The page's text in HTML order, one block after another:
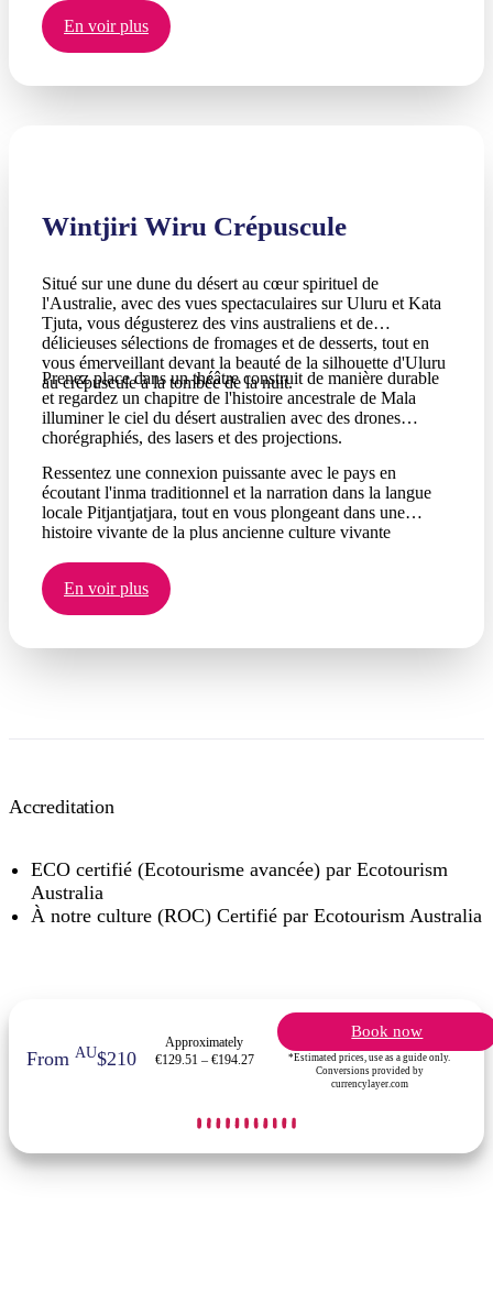
En voir plus
Wintjiri Wiru Crépuscule
Situé sur une dune du désert au cœur spirituel de
l'Australie, avec des vues spectaculaires sur Uluru et Kata
Tjuta, vous dégusterez des vins australiens et de
délicieuses sélections de fromages et de desserts, tout en
vous émerveillant devant la beauté de la silhouette d'Uluru
au crépuscule à la tombée de la nuit.
Prenez place dans un théâtre construit de manière durable
et regardez un chapitre de l'histoire ancestrale de Mala
illuminer le ciel du désert australien avec des drones
chorégraphiés, des lasers et des projections.
Ressentez une connexion puissante avec le pays en
écoutant l'inma traditionnel et la narration dans la langue
locale Pitjantjatjara, tout en vous plongeant dans une
histoire vivante de la plus ancienne culture vivante
En voir plus
Accreditation
ECO certifié (Ecotourisme avancée) par Ecotourism
Australia
À notre culture (ROC) Certifié par Ecotourism Australia
FromAU$210
Approximately
€129.51 – €194.27
Book now
*Estimated prices, use as a guide only.
Conversions provided by
currencylayer.com